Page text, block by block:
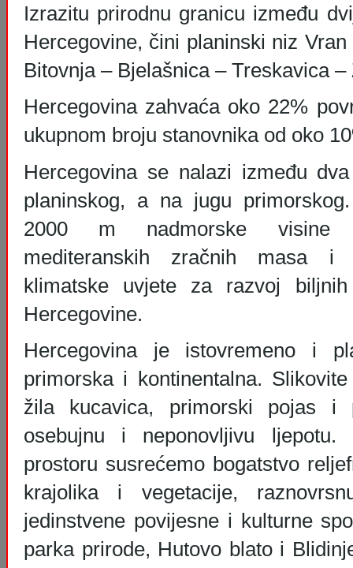
Izrazitu prirodnu granicu između
Hercegovine, čini planinski niz
Bitovnja – Bjelašnica – Treskavica
Hercegovina zahvaća oko 22%
ukupnom broju stanovnika od oko
Hercegovina se nalazi između
planinskog, a na jugu
2000 m nadmorske visine
mediteranskih zračnih masa i
klimatske uvjete za razvoj
Hercegovine.
Hercegovina je istovremeno i
primorska i kontinentalna.
žila kucavica, primorski pojas
osebujnu i neponovljivu
prostoru susrećemo bogatstvo
krajolika i vegetacije,
jedinstvene povijesne i kulturne
parka prirode, Hutovo blato i